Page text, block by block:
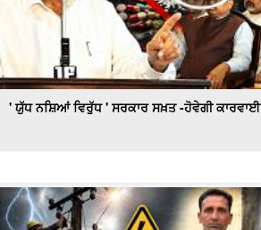
' ਯੁੱਧ ਨਸ਼ਿਆਂ ਵਿਰੁੱਧ ' ਸਰਕਾਰ ਸਖ਼ਤ -ਹੋਵੇਗੀ ਕਾਰਵਾਈ